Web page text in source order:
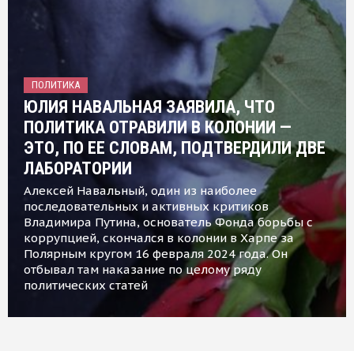
ПОЛИТИКА
ЮЛИЯ НАВАЛЬНАЯ ЗАЯВИЛА, ЧТО
ПОЛИТИКА ОТРАВИЛИ В КОЛОНИИ —
ЭТО, ПО ЕЕ СЛОВАМ, ПОДТВЕРДИЛИ ДВЕ
ЛАБОРАТОРИИ
Алексей Навальный, один из наиболее
последовательных и активных критиков
Владимира Путина, основатель Фонда борьбы с
коррупцией, скончался в колонии в Харпе за
Полярным кругом 16 февраля 2024 года. Он
отбывал там наказание по целому ряду
политических статей